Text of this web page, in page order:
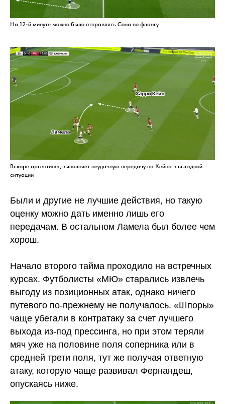
На 12-й минуте можно было отправлять Сона по флангу
Вскоре аргентинец выполняет неудачную передачу на Кейна в выгодной
ситуации
Были и другие не лучшие действия, но такую
оценку можно дать именно лишь его
передачам. В остальном Ламела был более чем
хорош.
Начало второго тайма проходило на встречных
курсах. Футболисты «МЮ» старались извлечь
выгоду из позиционных атак, однако ничего
путевого по-прежнему не получалось. «Шпоры»
чаще убегали в контратаку за счет лучшего
выхода из-под прессинга, но при этом теряли
мяч уже на половине поля соперника или в
средней трети поля, тут же получая ответную
атаку, которую чаще развивал Фернандеш,
опускаясь ниже.